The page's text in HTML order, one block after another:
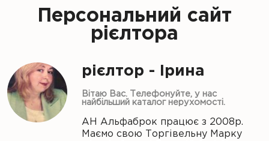
Персональний сайт
рієлтора
рієлтор - Ірина
Вітаю Вас. Телефонуйте, у нас
найбільший каталог нерухомості.
АН Альфаброк працює з 2008р.
Маємо свою Торгівельну Марку